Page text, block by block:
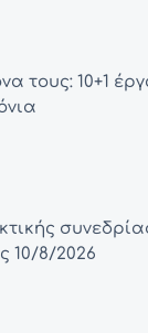
τους: 10+1
10/8/2026